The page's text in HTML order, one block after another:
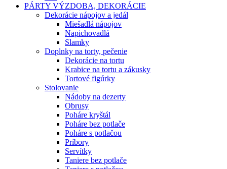
PÁRTY VÝZDOBA, DEKORÁCIE
Dekorácie nápojov a jedál
Miešadlá nápojov
Napichovadlá
Slamky
Doplnky na torty, pečenie
Dekorácie na tortu
Krabice na tortu a zákusky
Tortové figúrky
Stolovanie
Nádoby na dezerty
Obrusy
Poháre kryštál
Poháre bez potlače
Poháre s potlačou
Príbory
Servítky
Taniere bez potlače